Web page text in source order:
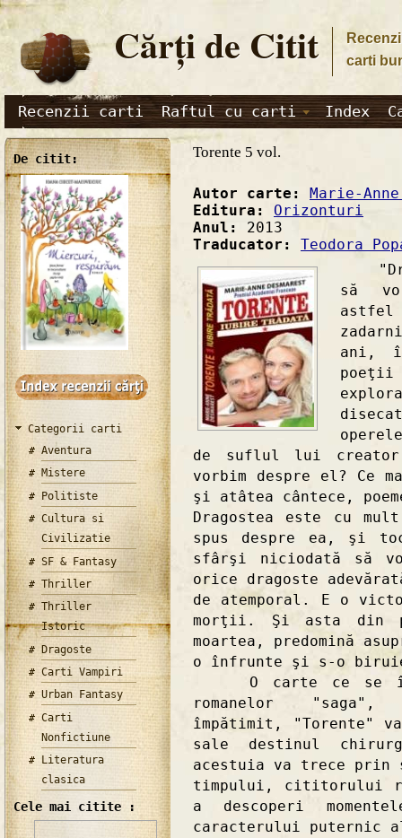
Cărţi de Citit
carti
Recenzii carti Raftul cu carti Index
De citit:
Categorii carti
Aventura
Mistere
Politiste
Cultura si
Civilizatie
SF & Fantasy
Thriller
Thriller
Istoric
Dragoste
Carti Vampiri
Urban Fantasy
Carti
Nonfictiune
Literatura
clasica
Cele mai citite :
Torente 5 vol.
Autor carte: Marie-
Editura: Orizonturi
Anul: 2013
Traducator: Teodora
să
ani,
de suflul lui
vorbim despre el? Ce
şi atâtea cântece,
Dragostea este cu
spus despre ea, şi
sfârşi niciodată să
orice dragoste
de atemporal. E o
morţii. Şi asta din
moartea, predomină
o înfrunte şi s-o
O carte ce se
romanelor "saga",
împătimit, "Torente"
sale destinul
acestuia va trece prin
timpului, cititorului
a descoperi
caracterului puternic